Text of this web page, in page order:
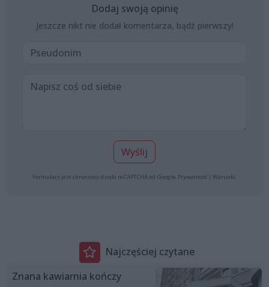
Dodaj swoją opinię
Jeszcze nikt nie dodał komentarza, bądź pierwszy!
Wyślij
Formularz jest chroniony dzięki reCAPTCHA od Google: Prywatność | Warunki
Najczęściej czytane
Znana kawiarnia kończy